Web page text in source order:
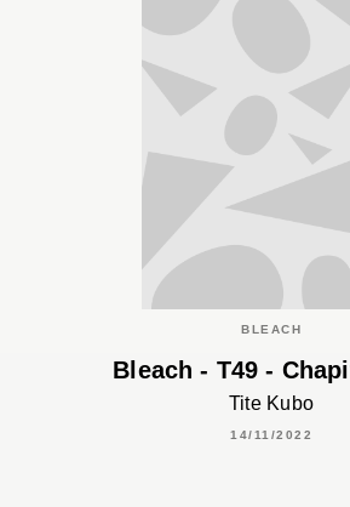
BLEACH
Bleach - T49 -
Tite Kubo
14/11/2022